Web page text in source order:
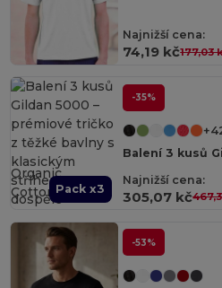
Najnižší cena:
74,19 kč177,03
Pack x3
-35%
Najnižší cena:
305,07 kč
Organic
Cotton
-53%